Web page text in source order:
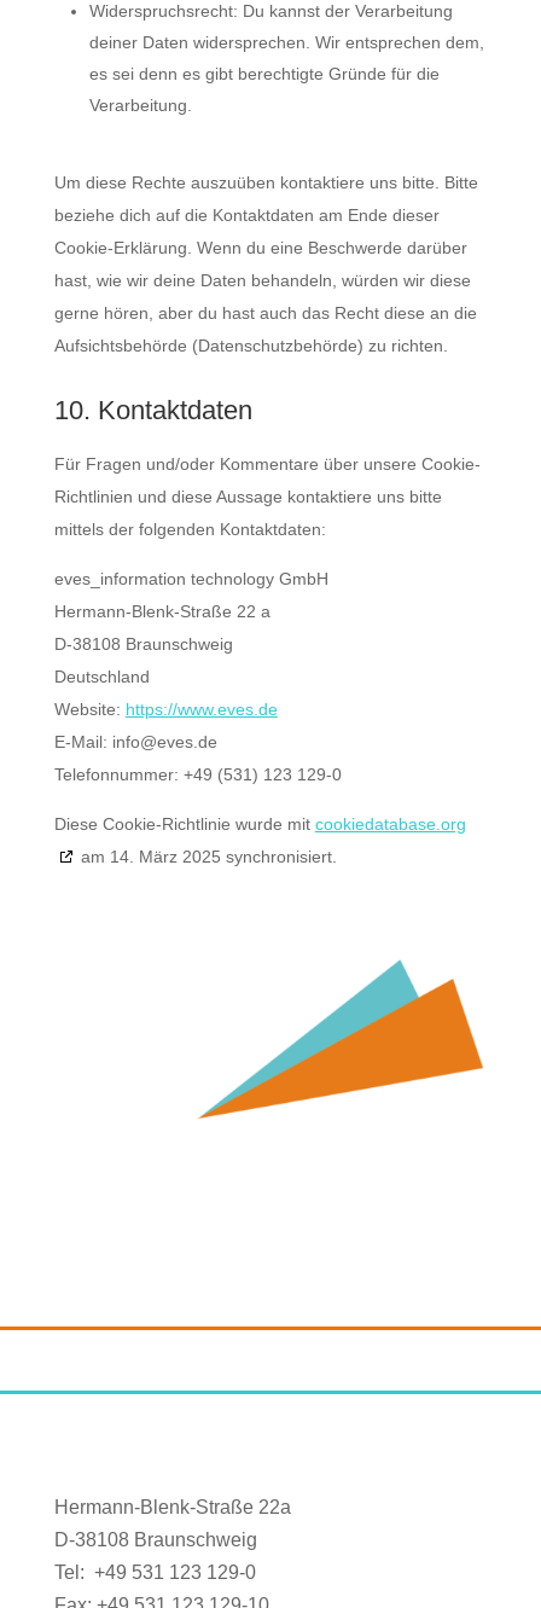
Widerspruchsrecht: Du kannst der Verarbeitung
deiner Daten widersprechen. Wir entsprechen dem,
es sei denn es gibt berechtigte Gründe für die
Verarbeitung.
Um diese Rechte auszuüben kontaktiere uns bitte. Bitte
beziehe dich auf die Kontaktdaten am Ende dieser
Cookie-Erklärung. Wenn du eine Beschwerde darüber
hast, wie wir deine Daten behandeln, würden wir diese
gerne hören, aber du hast auch das Recht diese an die
Aufsichtsbehörde (Datenschutzbehörde) zu richten.
10. Kontaktdaten
Für Fragen und/oder Kommentare über unsere Cookie-
Richtlinien und diese Aussage kontaktiere uns bitte
mittels der folgenden Kontaktdaten:
eves_information technology GmbH
Hermann-Blenk-Straße 22 a
D-38108 Braunschweig
Deutschland
Website: https://www.eves.de
E-Mail: info@eves.de
Telefonnummer: +49 (531) 123 129-0
Diese Cookie-Richtlinie wurde mit cookiedatabase.org
am 14. März 2025 synchronisiert.
Hermann-Blenk-Straße 22a
D-38108 Braunschweig
Tel: +49 531 123 129-0